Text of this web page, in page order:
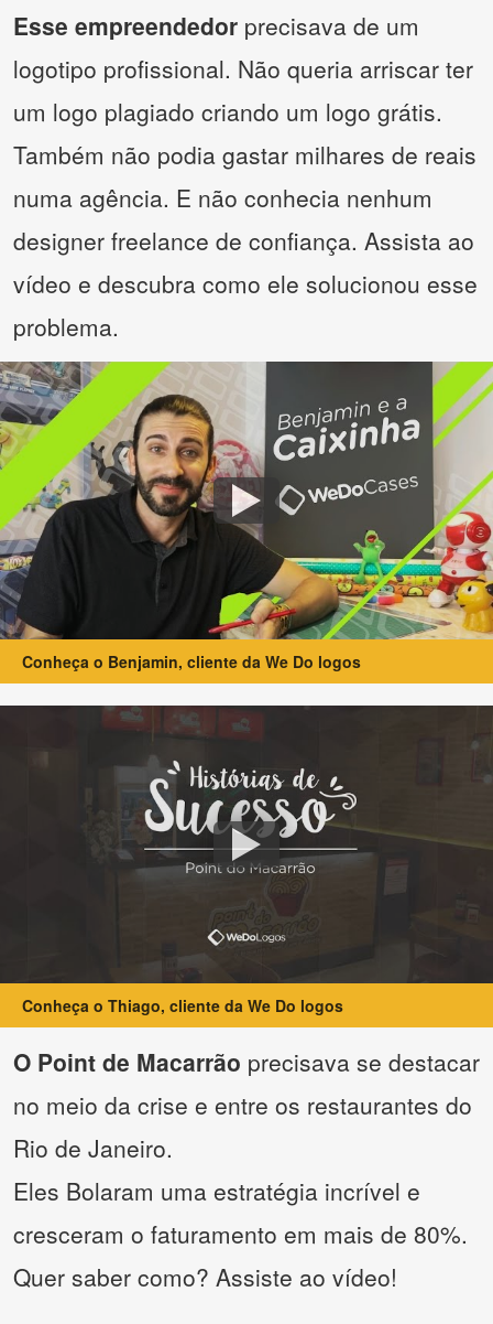
Esse empreendedor precisava de um
logotipo profissional. Não queria arriscar ter
um logo plagiado criando um logo grátis.
Também não podia gastar milhares de reais
numa agência. E não conhecia nenhum
designer freelance de confiança. Assista ao
vídeo e descubra como ele solucionou esse
problema.
Conheça o Benjamin, cliente da We Do logos
Conheça o Thiago, cliente da We Do logos
O Point de Macarrão precisava se destacar
no meio da crise e entre os restaurantes do
Rio de Janeiro.
Eles Bolaram uma estratégia incrível e
cresceram o faturamento em mais de 80%.
Quer saber como? Assiste ao vídeo!